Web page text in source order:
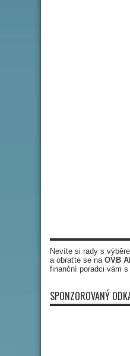
Nevíte si rady s
a obraťte se na OVB
finanční poradci vám
SPONZOROVANÝ